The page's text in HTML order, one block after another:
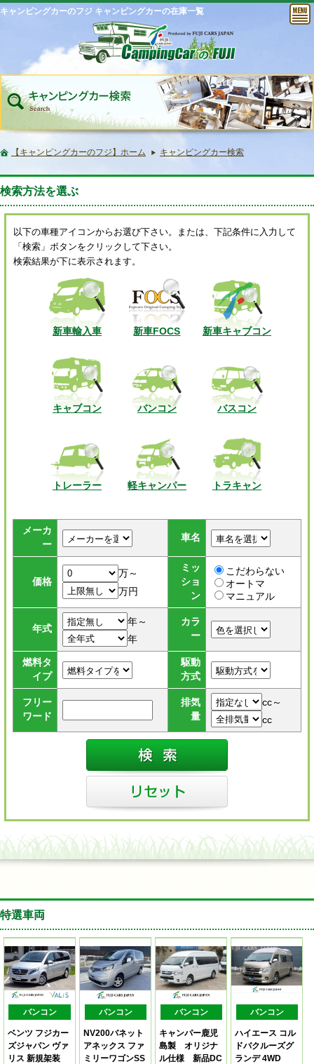
キャンピングカーのフジ キャンピングカーの在庫一覧
【キャンピングカーのフジ】ホーム キャンピングカー検索
検索方法を選ぶ
以下の車種アイコンからお選び下さい。または、下記条件に入力して
「検索」ボタンをクリックして下さい。
検索結果が下に表示されます。
新車輸入車 新車FOCS 新車キャブコン
キャブコン バンコン バスコン
トレーラー 軽キャンパー トラキャン
メーカ
ー
車名
価格
万～
万円
ミッ
ショ
ン
こだわらない
オートマ
マニュアル
年式
年～
年
カラ
ー
燃料タ
イプ
駆動
方式
フリー
ワード
排気
量
cc～
cc
特選車両
バンコン
ベンツ フジカー
ズジャパン ヴァ
リス 新規架装
バンコン
NV200バネット
アネックス ファ
ミリーワゴンSS
バンコン
キャンパー鹿児
島製 オリジナ
ル仕様 新品DC
バンコン
ハイエース コル
ドバクルーズグ
ランデ 4WD